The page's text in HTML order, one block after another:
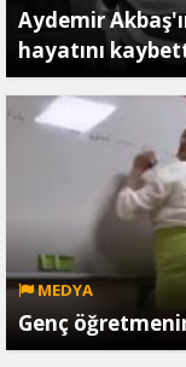
Aydemir
hayatını
MEDYA
Genç